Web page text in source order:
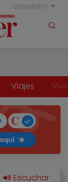
Castellano
Viajes